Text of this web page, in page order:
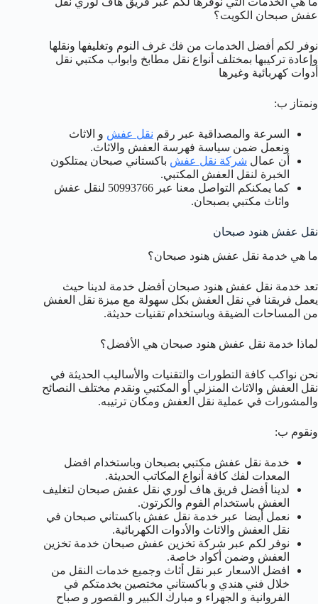
عفش صبحان الكويت؟
نوفر لكم أفضل الخدمات من فك غرف النوم وتغليفها ونقلها
وإعادة تركيبها بمختلف أنواع نقل مطابخ وابواب مكتبي نقل
أدوات كهربائية وغيرها
ونمتاز ب:
السرعة والمصداقية عبر رقم نقل عفش و الاثاث
ونعمل ضمن سياسة فهرسة العفش والاثاث.
أن عمال شركة نقل عفش باكستاني صبحان يمتلكون
الخبرة لنقل العفش المكتبي.
كما يمكنكم التواصل معنا عبر 50993766 لنقل عفش
واثاث مكتبي بصبحان.
نقل عفش هنود صبحان
ما هي خدمة نقل عفش هنود صبحان؟
تعد خدمة نقل عفش هنود صبحان أفضل خدمة لدينا حيث
يعمل فريقنا في نقل العفش بكل سهولة مع ميزة نقل العفش
من المساحات الضيقة وباستخدام تقنيات حديثة.
لماذا خدمة نقل عفش هنود صبحان هي الأفضل؟
نحن نواكب كافة التطورات والتقنيات والأساليب الحديثة في
نقل العفش والاثاث المنزلي أو المكتبي ونقدم مختلف النصائح
والمشورات في عملية نقل العفش ومكان ترتيبه.
ونقوم ب:
خدمة نقل عفش مكتبي بصبحان وباستخدام افضل
المعدات لفك كافة أنواع المكاتب الحديثة.
لدينا أفضل فريق هاف لوري نقل عفش صبحان لتغليف
العفش باستخدام الفوم والكرتون.
نعمل أيضا عبر خدمة نقل عفش باكستاني صبحان في
نقل العفش والاثاث والأدوات الكهربائية.
نوفر لكم عبر شركة تخزين عفش صبحان خدمة تخزين
العفش وضمن أكواد خاصة.
افضل الاسعار عبر نقل أثاث وجميع خدمات النقل من
خلال فني هندي و باكستاني مختصين بخدمتكم في
الفروانية و الجهراء و مبارك الكبير و القصور و صباح